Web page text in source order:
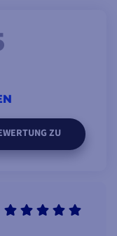
ANKERWINDE
VX1BS123006
ZU